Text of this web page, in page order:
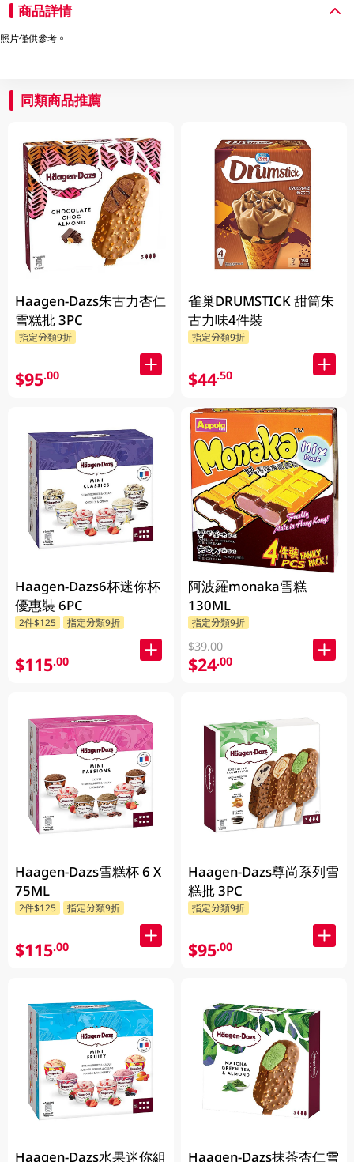
商品詳情
照片僅供參考。
同類商品推薦
Haagen-Dazs朱古力杏仁
雪糕批 3PC
指定分類9折
$95.00
Haagen-Dazs6杯迷你杯
優惠裝 6PC
2件$125 指定分類9折
$115.00
Haagen-Dazs雪糕杯 6 X
75ML
2件$125 指定分類9折
$115.00
Haagen-Dazs水果迷你組
雀巢DRUMSTICK 甜筒朱
古力味4件裝
指定分類9折
$44.50
阿波羅monaka雪糕
130ML
指定分類9折
$39.00
$24.00
Haagen-Dazs尊尚系列雪
糕批 3PC
指定分類9折
$95.00
Haagen-Dazs抹茶杏仁雪